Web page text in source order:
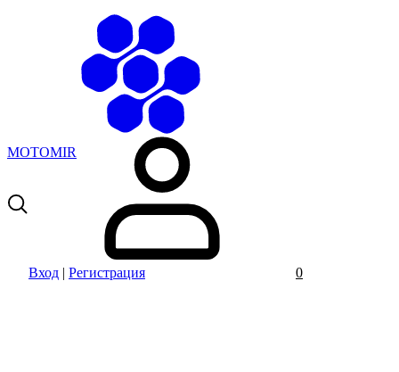
MOTOMIR
Вход | Регистрация 0